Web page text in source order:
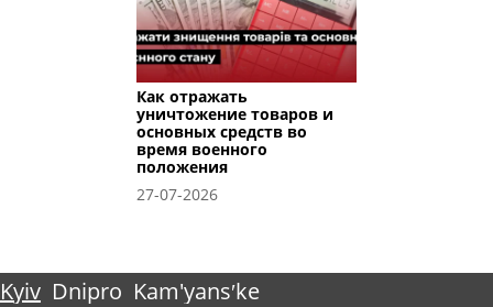
Как отражать
уничтожение товаров и
основных средств во
время военного
положения
27-07-2026
Kyiv Dnipro Kam'yansʹke